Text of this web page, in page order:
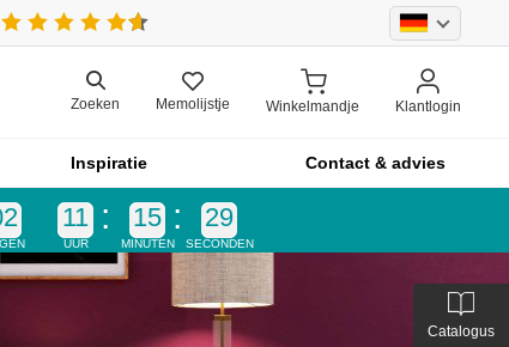
Zoeken Memolijstje Winkelmandje Klantlogin
Inspiratie Contact & advies
Catalogus
11
UUR
15
MINUTEN
27
SECONDEN